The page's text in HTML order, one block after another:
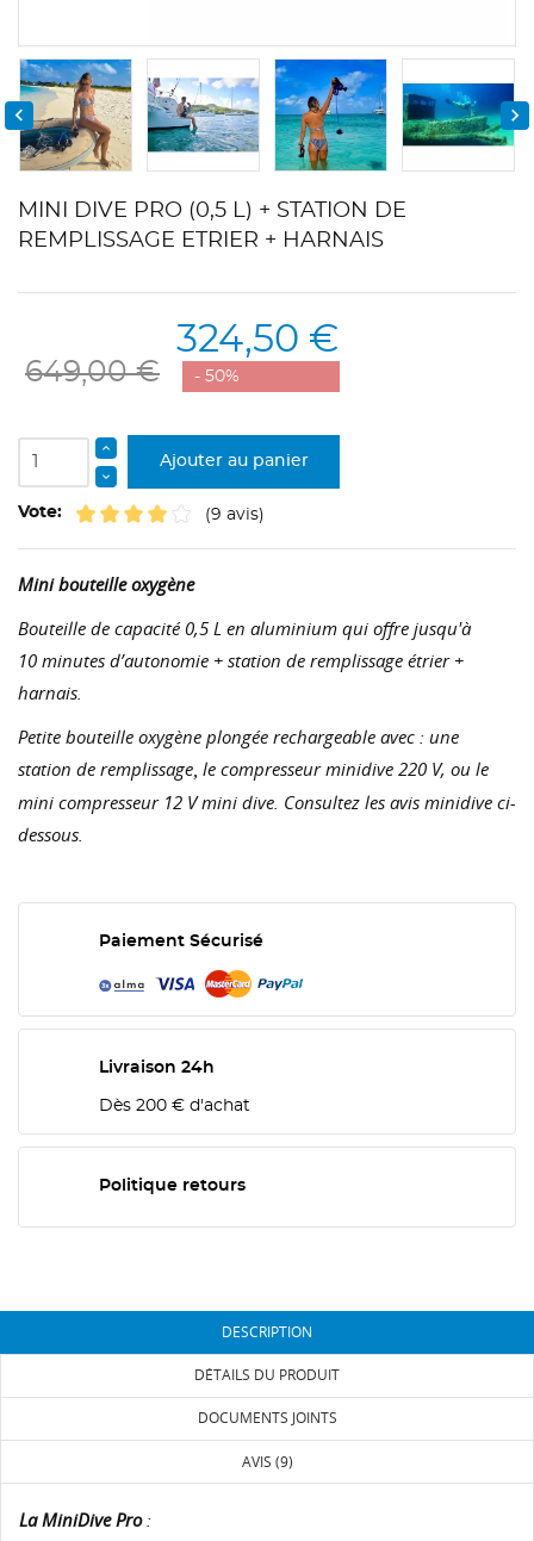
 
MINI DIVE PRO (0,5 L) + STATION DE
REMPLISSAGE ETRIER + HARNAIS
649,00 €
324,50 €
- 50%
Ajouter au panier
Vote: (9 avis)
Mini bouteille oxygène
Bouteille de capacité 0,5 L en aluminium qui offre jusqu'à
10 minutes d’autonomie + station de remplissage étrier +
harnais.
Petite bouteille oxygène plongée rechargeable avec : une
station de remplissage le compresseur minidive 220 V, ou le
mini compresseur 12 V mini dive. Consultez les avis minidive ci-
dessous.
Paiement Sécurisé
Livraison 24h
Dès 200 € d'achat
Politique retours
DESCRIPTION
DÉTAILS DU PRODUIT
DOCUMENTS JOINTS
AVIS (9)
La MiniDive Pro: